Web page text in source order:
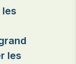
les
les